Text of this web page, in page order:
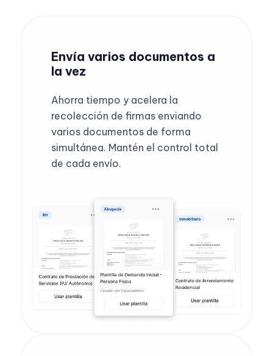
Envía varios documentos a
la vez
Ahorra tiempo y acelera la
recolección de firmas enviando
varios documentos de forma
simultánea. Mantén el control total
de cada envío.